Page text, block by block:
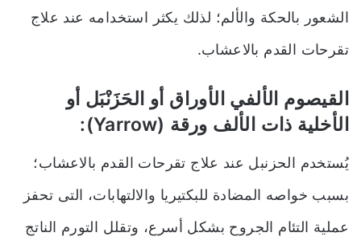
الشعور بالحكة والألم؛ لذلك يكثر استخدامه عند علاج
تقرحات القدم بالاعشاب.
القيصوم الألفي الأوراق أو الحَزَنْبَل أو
الأخلية ذات الألف ورقة (Yarrow):
يُستخدم الحزنبل عند علاج تقرحات القدم بالاعشاب؛
بسبب خواصه المضادة للبكتيريا والالتهابات، التى تحفز
عملية التئام الجروح بشكل أسرع، وتقلل التورم الناتج